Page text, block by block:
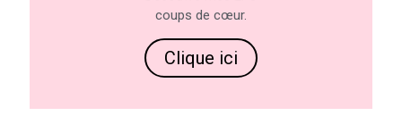
coups de cœur.
Clique ici